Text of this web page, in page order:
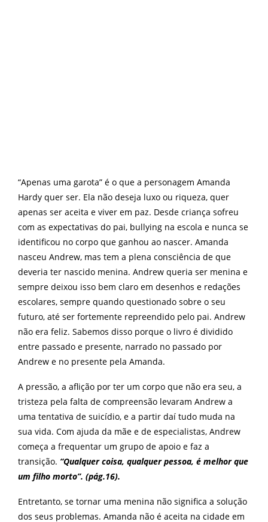
“Apenas uma garota” é o que a personagem Amanda
Hardy quer ser. Ela não deseja luxo ou riqueza, quer
apenas ser aceita e viver em paz. Desde criança sofreu
com as expectativas do pai, bullying na escola e nunca se
identificou no corpo que ganhou ao nascer. Amanda
nasceu Andrew, mas tem a plena consciência de que
deveria ter nascido menina. Andrew queria ser menina e
sempre deixou isso bem claro em desenhos e redações
escolares, sempre quando questionado sobre o seu
futuro, até ser fortemente repreendido pelo pai. Andrew
não era feliz. Sabemos disso porque o livro é dividido
entre passado e presente, narrado no passado por
Andrew e no presente pela Amanda.
A pressão, a aflição por ter um corpo que não era seu, a
tristeza pela falta de compreensão levaram Andrew a
uma tentativa de suicídio, e a partir daí tudo muda na
sua vida. Com ajuda da mãe e de especialistas, Andrew
começa a frequentar um grupo de apoio e faz a
transição. “Qualquer coisa, qualquer pessoa, é melhor que
um filho morto”. (pág.16).
Entretanto, se tornar uma menina não significa a solução
dos seus problemas. Amanda não é aceita na cidade em